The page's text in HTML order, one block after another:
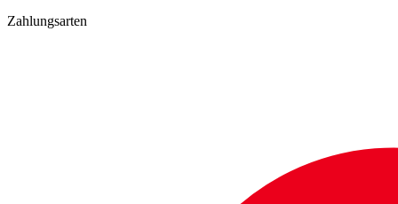
Zahlungsarten